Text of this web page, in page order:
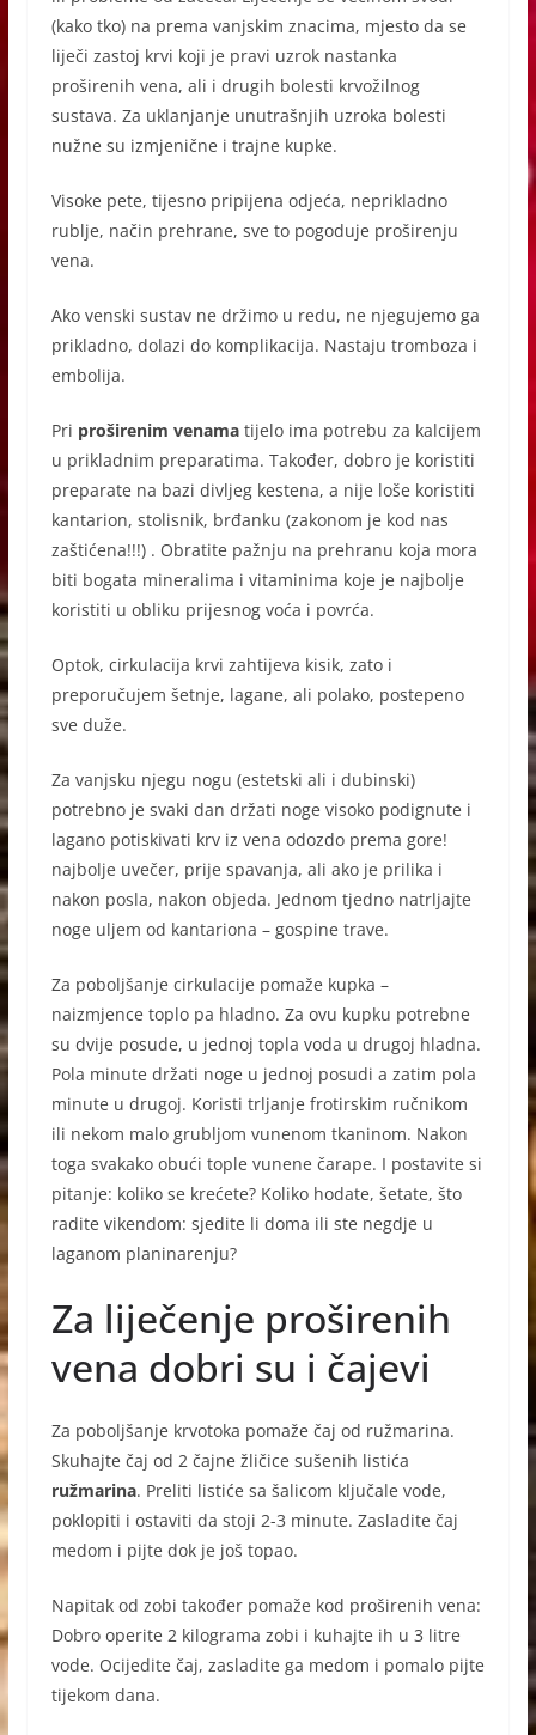
(kako tko) na prema vanjskim znacima, mjesto da se
liječi zastoj krvi koji je pravi uzrok nastanka
proširenih vena, ali i drugih bolesti krvožilnog
sustava. Za uklanjanje unutrašnjih uzroka bolesti
nužne su izmjenične i trajne kupke.
Visoke pete, tijesno pripijena odjeća, neprikladno
rublje, način prehrane, sve to pogoduje proširenju
vena.
Ako venski sustav ne držimo u redu, ne njegujemo ga
prikladno, dolazi do komplikacija. Nastaju tromboza i
embolija.
Pri proširenim venamatijelo ima potrebu za kalcijem
u prikladnim preparatima. Također, dobro je koristiti
preparate na bazi divljeg kestena, a nije loše koristiti
kantarion, stolisnik, brđanku (zakonom je kod nas
zaštićena!!!) . Obratite pažnju na prehranu koja mora
biti bogata mineralima i vitaminima koje je najbolje
koristiti u obliku prijesnog voća i povrća.
Optok, cirkulacija krvi zahtijeva kisik, zato i
preporučujem šetnje, lagane, ali polako, postepeno
sve duže.
Za vanjsku njegu nogu (estetski ali i dubinski)
potrebno je svaki dan držati noge visoko podignute i
lagano potiskivati krv iz vena odozdo prema gore!
najbolje uvečer, prije spavanja, ali ako je prilika i
nakon posla, nakon objeda. Jednom tjedno natrljajte
noge uljem od kantariona – gospine trave.
Za poboljšanje cirkulacije pomaže kupka –
naizmjence toplo pa hladno. Za ovu kupku potrebne
su dvije posude, u jednoj topla voda u drugoj hladna.
Pola minute držati noge u jednoj posudi a zatim pola
minute u drugoj. Koristi trljanje frotirskim ručnikom
ili nekom malo grubljom vunenom tkaninom. Nakon
toga svakako obući tople vunene čarape. I postavite si
pitanje: koliko se krećete? Koliko hodate, šetate, što
radite vikendom: sjedite li doma ili ste negdje u
laganom planinarenju?
Za liječenje proširenih
vena dobri su i čajevi
Za poboljšanje krvotoka pomaže čaj od ružmarina.
Skuhajte čaj od 2 čajne žličice sušenih listića
ružmarina. Preliti listiće sa šalicom ključale vode,
poklopiti i ostaviti da stoji 2-3 minute. Zasladite čaj
medom i pijte dok je još topao.
Napitak od zobi također pomaže kod proširenih vena:
Dobro operite 2 kilograma zobi i kuhajte ih u 3 litre
vode. Ocijedite čaj, zasladite ga medom i pomalo pijte
tijekom dana.